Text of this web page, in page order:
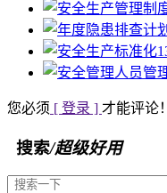
您必须 [ 登录 ] 才能评论！
搜索/超级好用